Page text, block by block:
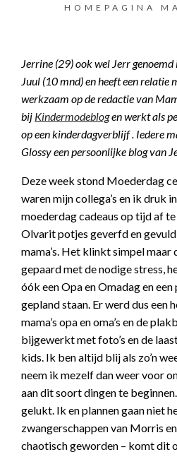
HOMEPAGINA
Jerrine (29) ook wel Jerr
Juul (10 mnd) en heeft een relatie
werkzaam op de redactie van
bij Kindermodeblogen werkt als
op een kinderdagverblijf . Iedere
Glossy een persoonlijke blog van
Deze week stond Moederdag
waren mijn collega’s en ik druk
moederdag cadeaus op tijd af
Olvarit potjes geverfd en
mama’s. Het klinkt simpel
gepaard met de nodige stress,
óók een Opa en Omadag en
gepland staan. Er werd dus een
mama’s opa en oma’s en de
bijgewerkt met foto’s en de
kids. Ik ben altijd blij als zo’n
neem ik mezelf dan weer voor
aan dit soort dingen te
gelukt. Ik en plannen gaan niet
zwangerschappen van Morris
chaotisch geworden – komt dit